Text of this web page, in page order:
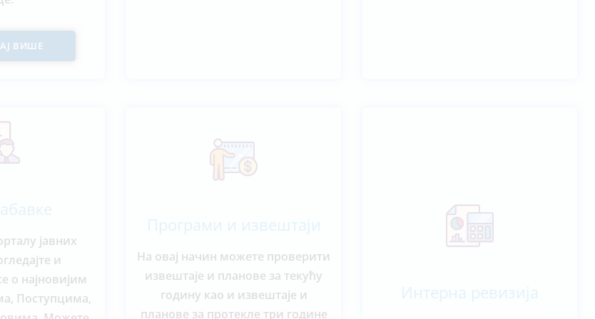
ВИШЕ
јавних
и
о најновијим
Поступцима,
Програми и извештаји
На овај начин можете проверити
извештаје и планове за текућу
годину као и извештаје и
планове за протекле три године
Интерна ревизија